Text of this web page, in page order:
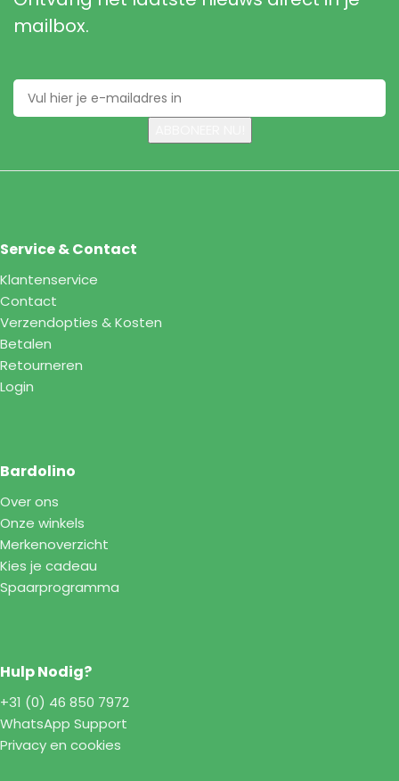
mailbox.
Service & Contact
Klantenservice
Contact
Verzendopties & Kosten
Betalen
Retourneren
Login
Bardolino
Over ons
Onze winkels
Merkenoverzicht
Kies je cadeau
Spaarprogramma
Hulp Nodig?
+31 (0) 46 850 7972
WhatsApp Support
Privacy en cookies